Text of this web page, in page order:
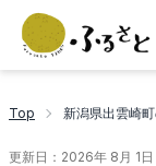
Top 新潟県出雲崎
更新日： 2026年 8月 1日